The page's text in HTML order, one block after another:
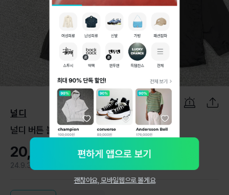
1 / 6
널디
널디 버튼 블랙 아노락 바람막이 M
20,000원
24.9.3
괜찮아요, 모바일웹으로 볼게요